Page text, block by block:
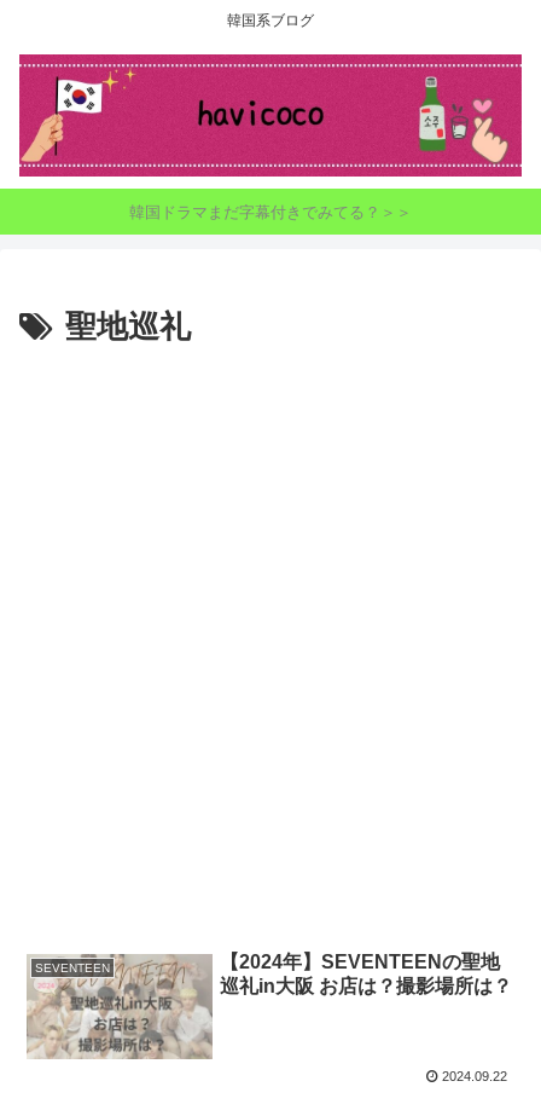
韓国系ブログ
韓国ドラマまだ字幕付きでみてる？＞＞
聖地巡礼
SEVENTEEN
【2024年】SEVENTEENの聖地
巡礼in大阪 お店は？撮影場所は？
2024.09.22